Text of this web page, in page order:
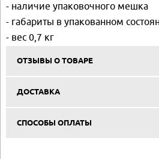
- наличие упаковочного мешка
- габариты в упакованном
- вес 0,7 кг
ОТЗЫВЫ О ТОВАРЕ
ДОСТАВКА
СПОСОБЫ ОПЛАТЫ